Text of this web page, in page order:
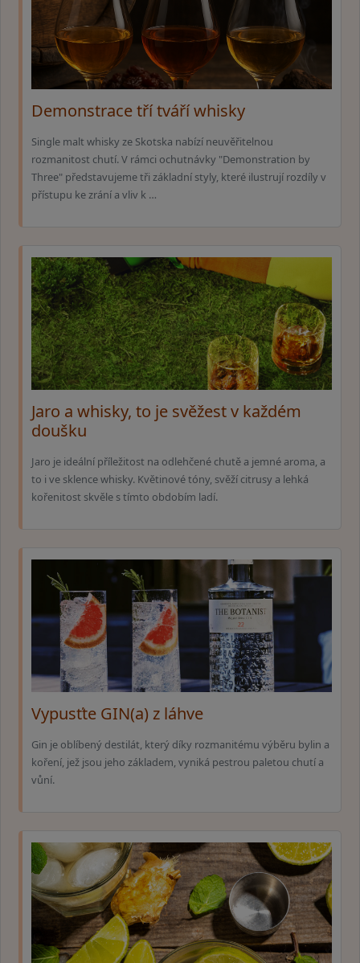
Demonstrace tří tváří whisky
Single malt whisky ze Skotska nabízí neuvěřitelnou
rozmanitost chutí. V rámci ochutnávky "Demonstration by
Three" představujeme tři základní styly, které ilustrují rozdíly v
přístupu ke zrání a vliv k …
Jaro a whisky, to je svěžest v každém
doušku
Jaro je ideální příležitost na odlehčené chutě a jemné aroma, a
to i ve sklence whisky. Květinové tóny, svěží citrusy a lehká
kořenitost skvěle s tímto obdobím ladí.
Vypusťte GIN(a) z láhve
Gin je oblíbený destilát, který díky rozmanitému výběru bylin a
koření, jež jsou jeho základem, vyniká pestrou paletou chutí a
vůní.